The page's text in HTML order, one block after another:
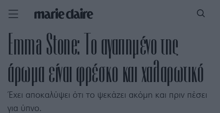
Emma Stone: Το αγαπημένο της
άρωμα είναι φρέσκο και χαλαρωτικό
Έχει αποκαλύψει ότι το ψεκάζει ακόμη και πριν πέσει
για ύπνο.